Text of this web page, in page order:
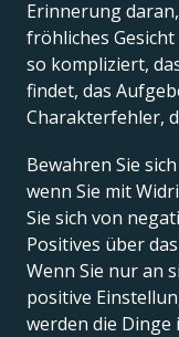
Erinnerung daran,
fröhliches Gesicht
so kompliziert,
findet, das
Charakterfehler,
Bewahren Sie
wenn Sie mit
Sie sich von
Positives über
Wenn Sie nur an
positive
werden die Dinge